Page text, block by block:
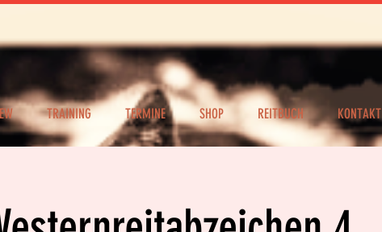
TRAINING TERMINE SHOP REITBUCH KONTAKT